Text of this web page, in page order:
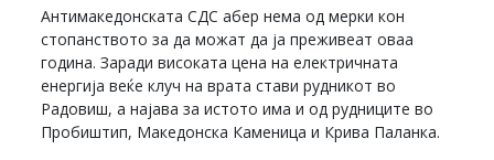
Антимакедонската СДС абер нема од мерки кон
стопанството за да можат да ја преживеат оваа
година. Заради високата цена на електричната
енергија веќе клуч на врата стави рудникот во
Радовиш, а најава за истото има и од рудниците во
Пробиштип, Македонска Каменица и Крива Паланка.